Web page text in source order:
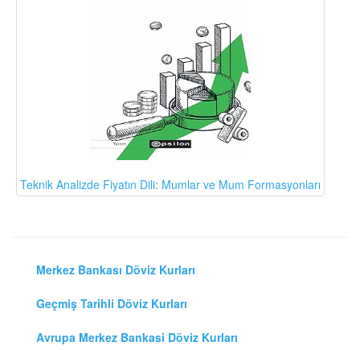
Teknik Analizde Fiyatın Dili: Mumlar ve Mum Formasyonları
Merkez Bankası Döviz Kurları
Geçmiş Tarihli Döviz Kurları
Avrupa Merkez Bankasi Döviz Kurları